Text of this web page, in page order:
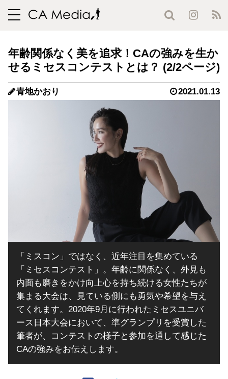
toggle
年齢関係なく美を追求！CAの強みを生か
せるミセスコンテストとは？ (2/2ページ)
青地かおり 2021.01.13
「ミスコン」ではなく、近年注目を集めている
「ミセスコンテスト」。年齢に関係なく、外見も
内面も磨きをかけ向上心を持ち続ける女性たちが
集まる大会は、見ている側にも勇気や希望を与え
てくれます。2020年9月に行われたミセスユニバ
ース日本大会において、準グランプリを受賞した
筆者が、コンテストの様子と参加を通して感じた
CAの強みをお伝えします。